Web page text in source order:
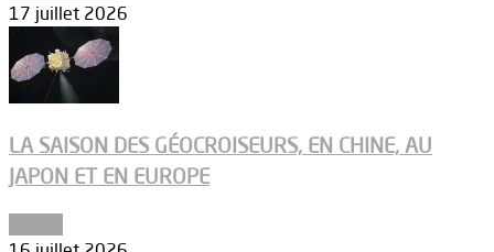
17 juillet 2026
LA SAISON DES GÉOCROISEURS, EN CHINE, AU
JAPON ET EN EUROPE